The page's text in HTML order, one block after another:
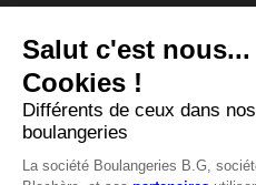
Vous souhaitez
Consultez notre FAQ.
FAQ
Recrutement